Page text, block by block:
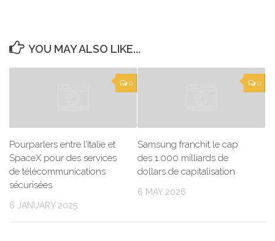
YOU MAY ALSO LIKE...
0
Pourparlers entre l’Italie et
SpaceX pour des services
de télécommunications
sécurisées
6 JANUARY 2025
0
Samsung franchit le cap
des 1.000 milliards de
dollars de capitalisation
6 MAY 2026